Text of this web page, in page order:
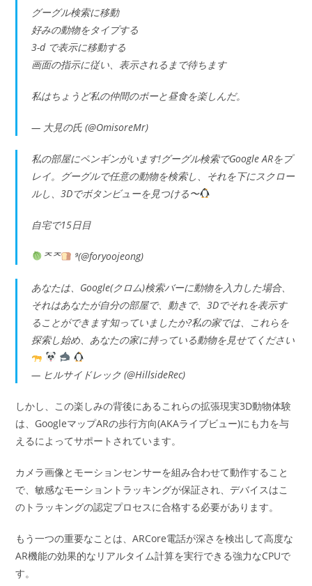
グーグル検索に移動
好みの動物をタイプする
3-d で表示に移動する
画面の指示に従い、表示されるまで待ちます
私はちょうど私の仲間のポーと昼食を楽しんだ。
— 大見の氏 (@OmisoreMr)
私の部屋にペンギンがいます!グーグル検索でGoogle ARをプ
レイ。グーグルで任意の動物を検索し、それを下にスクロー
ルし、3Dでボタンビューを見つける〜
自宅で15日目
ᄌᄌ ⁹(@foryoojeong)
あなたは、Google(クロム)検索バーに動物を入力した場合、
それはあなたが自分の部屋で、動きで、3Dでそれを表示す
ることができます知っていましたか?私の家では、これらを
探索し始め、あなたの家に持っている動物を見せてください
— ヒルサイドレック (@HillsideRec)
しかし、この楽しみの背後にあるこれらの拡張現実3D動物体験
は、GoogleマップARの歩行方向(AKAライブビュー)にも力を与
えるによってサポートされています。
カメラ画像とモーションセンサーを組み合わせて動作すること
で、敏感なモーショントラッキングが保証され、デバイスはこ
のトラッキングの認定プロセスに合格する必要があります。
もう一つの重要なことは、ARCore電話が深さを検出して高度な
AR機能の効果的なリアルタイム計算を実行できる強力なCPUで
す。